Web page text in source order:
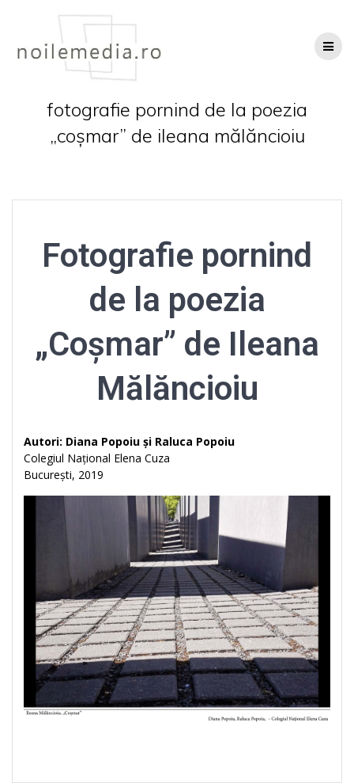
fotografie pornind de la poezia
„coșmar” de ileana mălăncioiu
Fotografie pornind
de la poezia
„Coșmar” de Ileana
Mălăncioiu
Autori: Diana Popoiu și Raluca Popoiu
Colegiul Național Elena Cuza
București, 2019